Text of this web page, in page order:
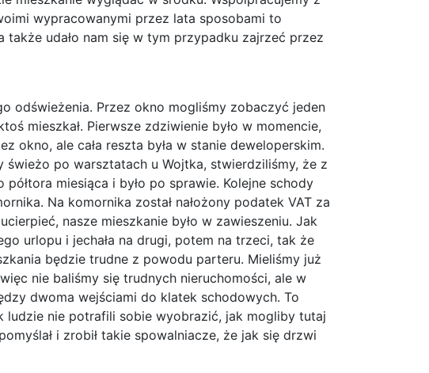
wypracowanymi przez lata sposobami to
także udało nam się w tym przypadku zajrzeć przez
odświeżenia. Przez okno mogliśmy zobaczyć jeden
mieszkał. Pierwsze zdziwienie było w momencie,
okno, ale cała reszta była w stanie deweloperskim.
świeżo po warsztatach u Wojtka, stwierdziliśmy, że z
miesiąca i było po sprawie. Kolejne schody
Na komornika został nałożony podatek VAT za
nasze mieszkanie było w zawieszeniu. Jak
urlopu i jechała na drugi, potem na trzeci, tak że
będzie trudne z powodu parteru. Mieliśmy już
nie baliśmy się trudnych nieruchomości, ale w
dwoma wejściami do klatek schodowych. To
ludzie nie potrafili sobie wyobrazić, jak mogliby tutaj
i zrobił takie spowalniacze, że jak się drzwi